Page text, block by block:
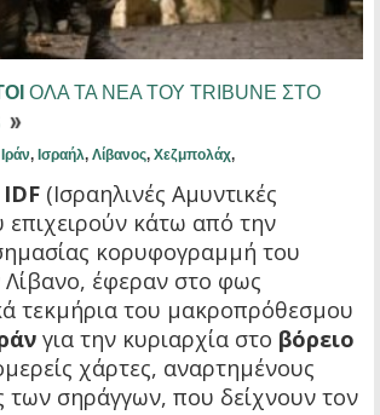
ΟΛΑ ΤΑ ΝΕΑ ΤΟΥ TRIBUNE ΣΤΟ
Ιράν, Ισραήλ, Λίβανος, Χεζμπολάχ,
IDF (Ισραηλινές Αμυντικές
επιχειρούν κάτω από την
κορυφογραμμή του
έφεραν στο φως
τεκμήρια του μακροπρόθεσμου
για την κυριαρχία στο βόρειο
χάρτες, αναρτημένους
των σηράγγων, που δείχνουν τον